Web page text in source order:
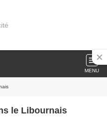
MENU
le Libournais